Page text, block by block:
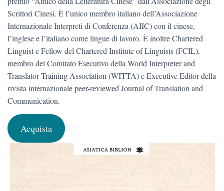
Scrittori Cinesi. È l’unico membro italiano dell’Associazione
Internazionale Interpreti di Conferenza (AIIC) con il cinese,
l’inglese e l’italiano come lingue di lavoro. È inoltre Chartered
Linguist e Fellow del Chartered Institute of Linguists (FCIL),
membro del Comitato Esecutivo della World Interpreter and
Translator Training Association (WITTA) e Executive Editor della
rivista internazionale peer-reviewed Journal of Translation and
Communication.
Acquista